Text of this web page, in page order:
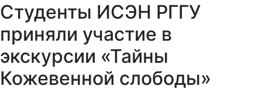
Студенты ИСЭН РГГУ
приняли участие в
экскурсии «Тайны
Кожевенной слободы»